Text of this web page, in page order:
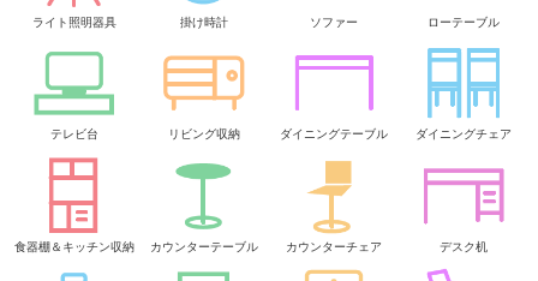
ライト照明器具 掛け時計 ソファー ローテーブル
テレビ台 リビング収納 ダイニングテーブル ダイニングチェア
食器棚＆キッチン収納 カウンターテーブル カウンターチェア デスク机